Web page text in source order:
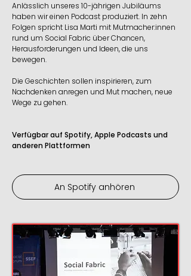
Anlässlich unseres 10-jährigen Jubiläums
haben wir einen Podcast produziert. In zehn
Folgen spricht Lisa Marti mit Mutmacher:innen
rund um Social Fabric über Chancen,
Herausforderungen und Ideen, die uns
bewegen.
Die Geschichten sollen inspirieren, zum
Nachdenken anregen und Mut machen, neue
Wege zu gehen.
Verfügbar auf Spotify, Apple Podcasts und
anderen Plattformen
An Spotify anhören